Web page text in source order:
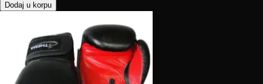
Dodaj u korpu